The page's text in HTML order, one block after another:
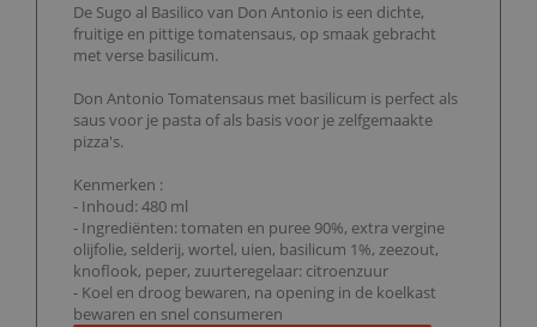
De Sugo al Basilico van Don Antonio is een dichte,
fruitige en pittige tomatensaus, op smaak gebracht
met verse basilicum.
Don Antonio Tomatensaus met basilicum is perfect als
saus voor je pasta of als basis voor je zelfgemaakte
pizza's.
Kenmerken :
- Inhoud: 480 ml
- Ingrediënten: tomaten en puree 90%, extra vergine
olijfolie, selderij, wortel, uien, basilicum 1%, zeezout,
knoflook, peper, zuurteregelaar: citroenzuur
- Koel en droog bewaren, na opening in de koelkast
bewaren en snel consumeren